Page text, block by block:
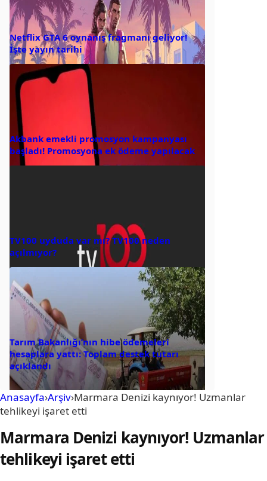
Netflix GTA 6 oynanış fragmanı geliyor!
İşte yayın tarihi
Akbank emekli promosyon kampanyası
başladı! Promosyona ek ödeme yapılacak
TV100 uyduda var mı? TV100 neden
açılmıyor?
Tarım Bakanlığı’nın hibe ödemeleri
hesaplara yattı: Toplam destek tutarı
açıklandı
Anasayfa›Arşiv›Marmara Denizi kaynıyor! Uzmanlar
tehlikeyi işaret etti
Marmara Denizi kaynıyor! Uzmanlar
tehlikeyi işaret etti